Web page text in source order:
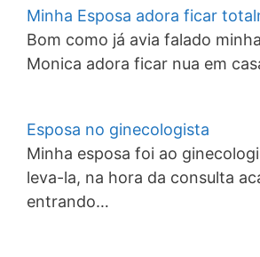
Minha Esposa adora ficar
Bom como já avia falado
Monica adora ficar nua em
Esposa no ginecologista
Minha esposa foi ao
leva-la, na hora da consulta
entrando…